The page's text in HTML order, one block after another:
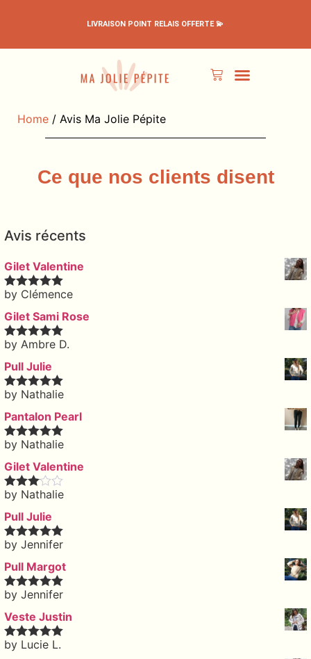
LIVRAISON POINT RELAIS OFFERTE 💫
Home / Avis Ma Jolie Pépite
Ce que nos clients disent
Avis récents
Gilet Valentine
Rated5out
by Clémence
Gilet Sami Rose
Rated5out
by Ambre D.
Pull Julie
Rated5out
by Nathalie
Pantalon Pearl
Rated5out
by Nathalie
Gilet Valentine
Rated3
by Nathalie
Pull Julie
Rated5out
by Jennifer
Pull Margot
Rated5out
by Jennifer
Veste Justin
Rated5out
by Lucie L.